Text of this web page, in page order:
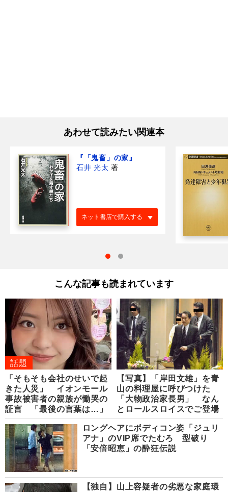
あわせて読みたい関連本
『「鬼畜」の家』
石井 光太 著
ネット書店で購入する
こんな記事も読まれています
話題
「そもそも会社のせいで起
きた人災」 イオンモール
事故被害者の親族が慟哭の
証言 「最後の言葉は…」
【写真】「岸田文雄」を青
山の料理屋に呼びつけた
「大物政治家長男」 なん
とロールスロイスでご登場
ロングヘアにボディコン姿「ジュリ
アナ」のVIP席でたむろ 型破り
「安倍昭恵」の酔狂伝説
【独自】山上容疑者の劣悪な家庭環